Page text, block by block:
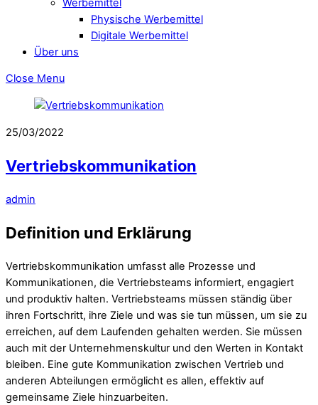
Werbemittel
Physische Werbemittel
Digitale Werbemittel
Über uns
Close Menu
25/03/2022
Vertriebskommunikation
admin
Definition und Erklärung
Vertriebskommunikation umfasst alle Prozesse und
Kommunikationen, die Vertriebsteams informiert, engagiert
und produktiv halten. Vertriebsteams müssen ständig über
ihren Fortschritt, ihre Ziele und was sie tun müssen, um sie zu
erreichen, auf dem Laufenden gehalten werden. Sie müssen
auch mit der Unternehmenskultur und den Werten in Kontakt
bleiben. Eine gute Kommunikation zwischen Vertrieb und
anderen Abteilungen ermöglicht es allen, effektiv auf
gemeinsame Ziele hinzuarbeiten.